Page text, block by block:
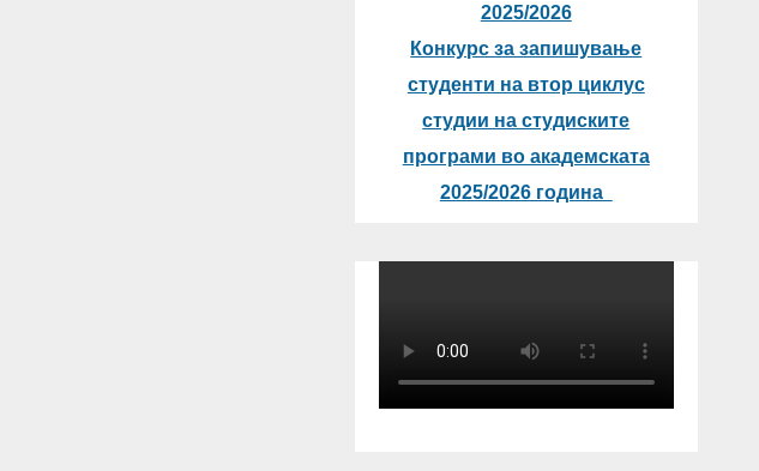
2025/2026
Конкурс за запишување
студенти на втор циклус
студии на студиските
програми во академската
2025/2026 година